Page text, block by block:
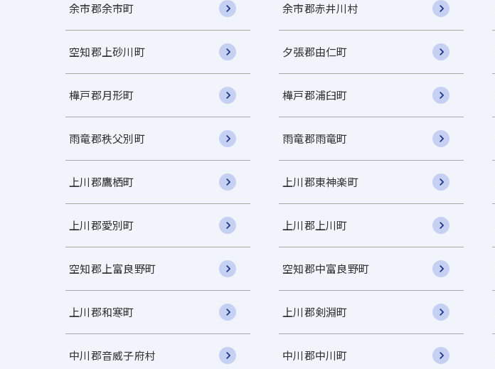
余市郡余市町 余市郡赤井川村
空知郡上砂川町 夕張郡由仁町
樺戸郡月形町 樺戸郡浦臼町
雨竜郡秩父別町 雨竜郡雨竜町
上川郡鷹栖町 上川郡東神楽町
上川郡愛別町 上川郡上川町
空知郡上富良野町 空知郡中富良野町
上川郡和寒町 上川郡剣淵町
中川郡音威子府村 中川郡中川町